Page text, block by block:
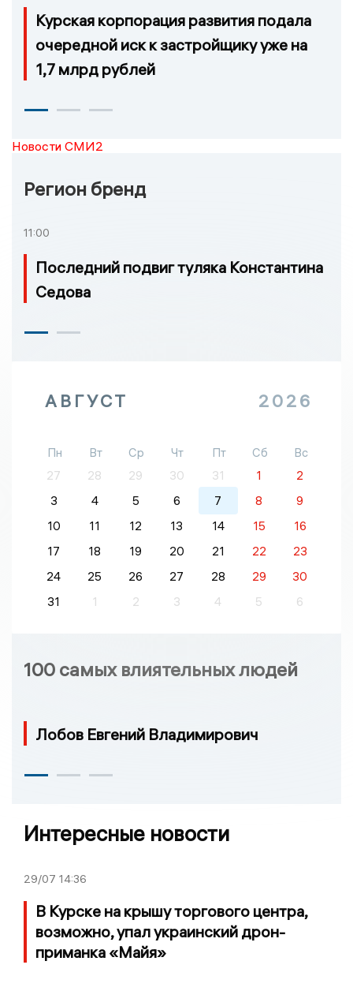
Курская корпорация развития подала
очередной иск к застройщику уже на
1,7 млрд рублей
Новости СМИ2
Регион бренд
11:00
Последний подвиг туляка Константина
Седова
АВГУСТ 2026
Пн Вт Ср Чт Пт Сб
Вс
27
28 29 30 31 1
2
3
4 5 6 7 8
9
10
11 12 13 14 15
16
17
18 19 20 21 22
23
24
25 26 27 28 29
30
31
1 2 3 4 5 6
100 самых влиятельных людей
Лобов Евгений Владимирович
Интересные новости
29/07 14:36
В Курске на крышу торгового центра,
возможно, упал украинский дрон-
приманка «Майя»